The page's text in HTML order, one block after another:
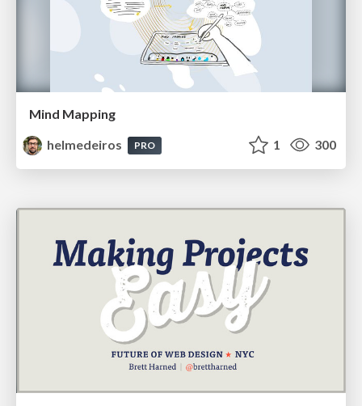
Mind Mapping
helmedeiros
PRO 1 300